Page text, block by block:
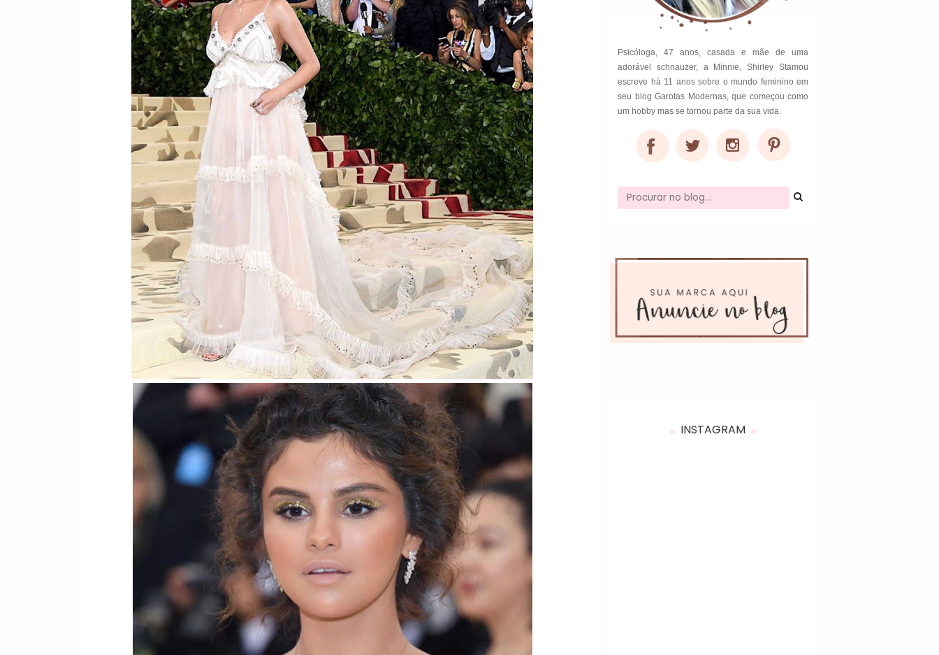
Psicóloga, 47 anos, casada e mãe de uma
adorável schnauzer, a Minnie, Shirley Stamou
escreve há 11 anos sobre o mundo feminino em
seu blog Garotas Modernas, que começou como
um hobby mas se tornou parte da sua vida.
INSTAGRAM